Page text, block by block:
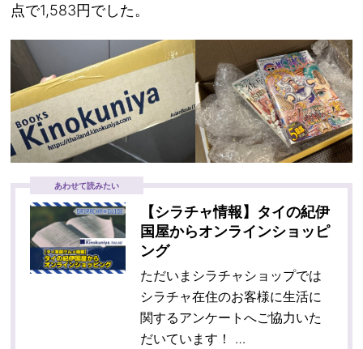
点で1,583円でした。
あわせて読みたい
【シラチャ情報】タイの紀伊
国屋からオンラインショッピ
ング
ただいまシラチャショップでは
シラチャ在住のお客様に生活に
関するアンケートへご協力いた
だいています！ …